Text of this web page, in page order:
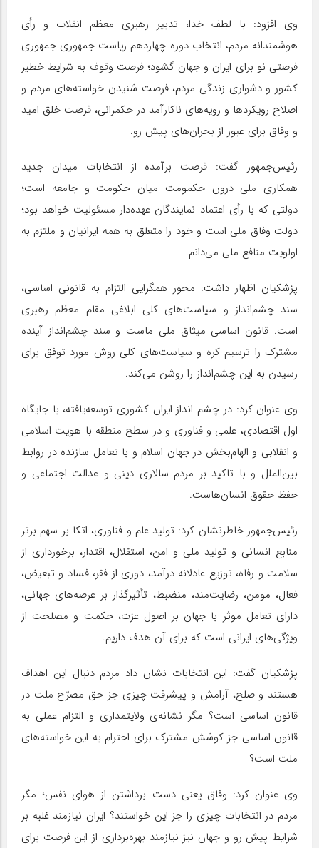
وی افزود: با لطف خدا، تدبیر رهبری معظم انقلاب و رأی
هوشمندانه مردم، انتخاب دوره چهاردهم ریاست جمهوری جمهوری
فرصتی نو برای ایران و جهان گشود؛ فرصت وقوف به شرایط خطیر
کشور و دشواری زندگی مردم، فرصت شنیدن خواسته‌های مردم و
اصلاح رویکردها و رویه‌های ناکارآمد در حکمرانی، فرصت خلق امید
و وفاق برای عبور از بحران‌های پیش رو.
رئیس‌جمهور گفت: فرصت برآمده از انتخابات میدان جدید
همکاری ملی درون حکمومت میان حکومت و جامعه است؛
دولتی که با رأی اعتماد نمایندگان عهده‌دار مسئولیت خواهد بود؛
دولت وفاق ملی است و خود را متعلق به همه ایرانیان و ملتزم به
اولویت منافع ملی می‌دانم.
پزشکیان اظهار داشت: محور همگرایی التزام به قانونی اساسی،
سند چشم‌انداز و سیاست‌های کلی ابلاغی مقام معظم رهبری
است. قانون اساسی میثاق ملی ماست و سند چشم‌انداز آینده
مشترک را ترسیم کره و سیاست‌های کلی روش مورد توفق برای
رسیدن به این چشم‌انداز را روشن می‌کند.
وی عنوان کرد: در چشم انداز ایران کشوری توسعه‌یافته، با جایگاه
اول اقتصادی، علمی و فناوری و در سطح منطقه با هویت اسلامی
و انقلابی و الهام‌بخش در جهان اسلام و با تعامل سازنده در روابط
بین‌الملل و با تاکید بر مردم سالاری دینی و عدالت اجتماعی و
حفظ حقوق انسان‌هاست.
رئیس‌جمهور خاطرنشان کرد: تولید علم و فناوری، اتکا بر سهم برتر
منابع انسانی و تولید ملی و امن، استقلال، اقتدار، برخورداری از
سلامت و رفاه، توزیع عادلانه درآمد، دوری از فقر، فساد و تبعیض،
فعال، مومن، رضایت‌مند، منضبط، تأثیرگذار بر عرصه‌های جهانی،
دارای تعامل موثر با جهان بر اصول عزت، حکمت و مصلحت از
ویژگی‌های ایرانی است که برای آن هدف داریم.
پزشکیان گفت: این انتخابات نشان داد مردم دنبال این اهداف
هستند و صلح، آرامش و پیشرفت چیزی جز حق مصرّح ملت در
قانون اساسی است؟ مگر نشانه‌ی ولایتمداری و التزام عملی به
قانون اساسی جز کوشش مشترک برای احترام به این خواسته‌های
ملت است؟
وی عنوان کرد: وفاق یعنی دست برداشتن از هوای نفس؛ مگر
مردم در انتخابات چیزی را جز این خواستند؟ ایران نیازمند غلبه بر
شرایط پیش رو و جهان نیز نیازمند بهره‌برداری از این فرصت برای